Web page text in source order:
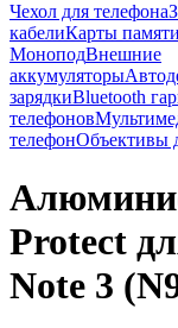
Чехол для телефона
кабелиКарты памяти
МоноподВнешние
аккумуляторы
зарядкиBluetooth
телефонов
телефонОбъективы
Protect
Note 3